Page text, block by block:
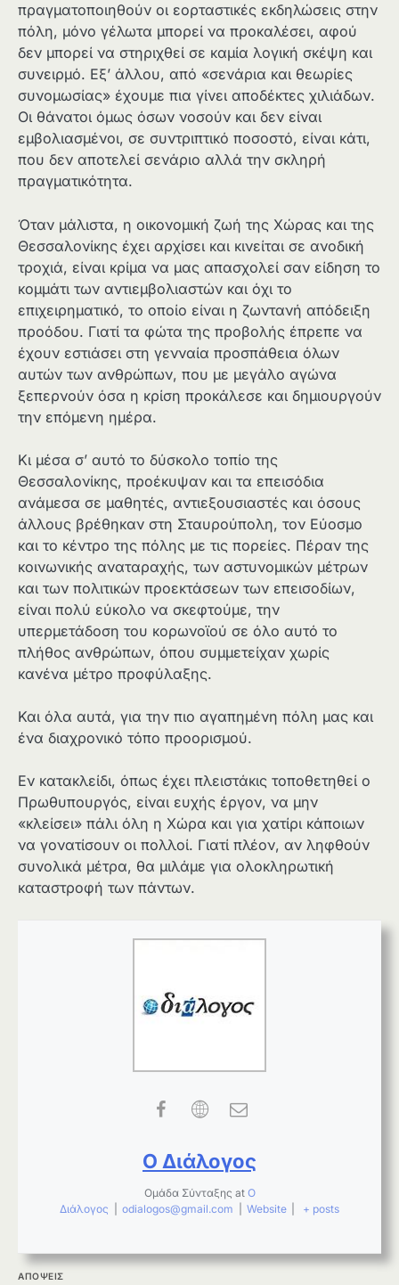
πραγματοποιηθούν οι εορταστικές εκδηλώσεις στην
πόλη, μόνο γέλωτα μπορεί να προκαλέσει, αφού
δεν μπορεί να στηριχθεί σε καμία λογική σκέψη και
συνειρμό. Εξ’ άλλου, από «σενάρια και θεωρίες
συνομωσίας» έχουμε πια γίνει αποδέκτες χιλιάδων.
Οι θάνατοι όμως όσων νοσούν και δεν είναι
εμβολιασμένοι, σε συντριπτικό ποσοστό, είναι κάτι,
που δεν αποτελεί σενάριο αλλά την σκληρή
πραγματικότητα.
Όταν μάλιστα, η οικονομική ζωή της Χώρας και της
Θεσσαλονίκης έχει αρχίσει και κινείται σε ανοδική
τροχιά, είναι κρίμα να μας απασχολεί σαν είδηση το
κομμάτι των αντιεμβολιαστών και όχι το
επιχειρηματικό, το οποίο είναι η ζωντανή απόδειξη
προόδου. Γιατί τα φώτα της προβολής έπρεπε να
έχουν εστιάσει στη γενναία προσπάθεια όλων
αυτών των ανθρώπων, που με μεγάλο αγώνα
ξεπερνούν όσα η κρίση προκάλεσε και δημιουργούν
την επόμενη ημέρα.
Κι μέσα σ’ αυτό το δύσκολο τοπίο της
Θεσσαλονίκης, προέκυψαν και τα επεισόδια
ανάμεσα σε μαθητές, αντιεξουσιαστές και όσους
άλλους βρέθηκαν στη Σταυρούπολη, τον Εύοσμο
και το κέντρο της πόλης με τις πορείες. Πέραν της
κοινωνικής αναταραχής, των αστυνομικών μέτρων
και των πολιτικών προεκτάσεων των επεισοδίων,
είναι πολύ εύκολο να σκεφτούμε, την
υπερμετάδοση του κορωνοϊού σε όλο αυτό το
πλήθος ανθρώπων, όπου συμμετείχαν χωρίς
κανένα μέτρο προφύλαξης.
Και όλα αυτά, για την πιο αγαπημένη πόλη μας και
ένα διαχρονικό τόπο προορισμού.
Εν κατακλείδι, όπως έχει πλειστάκις τοποθετηθεί ο
Πρωθυπουργός, είναι ευχής έργον, να μην
«κλείσει» πάλι όλη η Χώρα και για χατίρι κάποιων
να γονατίσουν οι πολλοί. Γιατί πλέον, αν ληφθούν
συνολικά μέτρα, θα μιλάμε για ολοκληρωτική
καταστροφή των πάντων.
Ο Διάλογος
Ομάδα Σύνταξης at Ο
Διάλογος
odialogos@gmail.com Website + posts
ΑΠΟΨΕΙΣ